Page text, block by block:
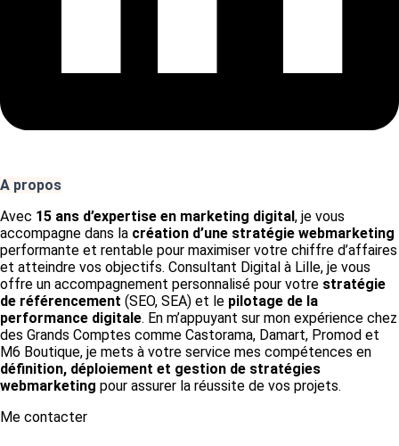
A propos
Avec 15 ans d’expertise en marketing digital, je vous
accompagne dans la création d’une stratégie webmarketing
performante et rentable pour maximiser votre chiffre d’affaires
et atteindre vos objectifs. Consultant Digital à Lille, je vous
offre un accompagnement personnalisé pour votre stratégie
de référencement (SEO, SEA) et le pilotage de la
performance digitale. En m’appuyant sur mon expérience chez
des Grands Comptes comme Castorama, Damart, Promod et
M6 Boutique, je mets à votre service mes compétences en
définition, déploiement et gestion de stratégies
webmarketing pour assurer la réussite de vos projets.
Me contacter